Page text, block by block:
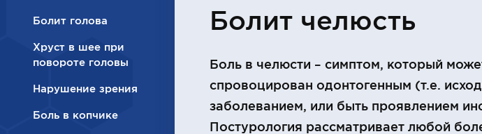
Болит голова
Хруст в шее при
повороте головы
Нарушение зрения
Боль в копчике
Болит челюсть
Боль в челюсти – симптом, который
спровоцирован одонтогенным (т.е.
заболеванием, или быть проявлением
Постурология рассматривает любой